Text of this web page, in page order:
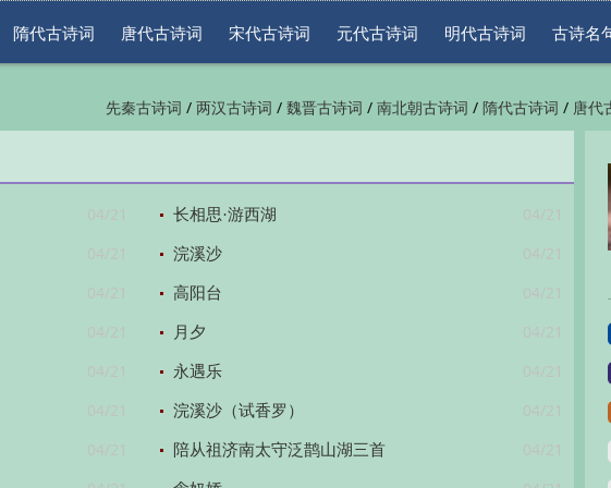
隋代古诗词 唐代古诗词 宋代古诗词 元代古诗词 明代古诗词 古诗名
先秦古诗词 / 两汉古诗词 / 魏晋古诗词 / 南北朝古诗词 / 隋代古诗词 / 唐代
明代古诗词/清代古诗词/近现代古诗词/古诗名句/古诗词鉴赏/古诗下
04/21 04/21
长相思·游西湖
04/21 04/21
浣溪沙
04/21 04/21
高阳台
04/21 04/21
月夕
04/21 04/21
永遇乐
04/21 04/21
浣溪沙（试香罗）
04/21 04/21
陪从祖济南太守泛鹊山湖三首